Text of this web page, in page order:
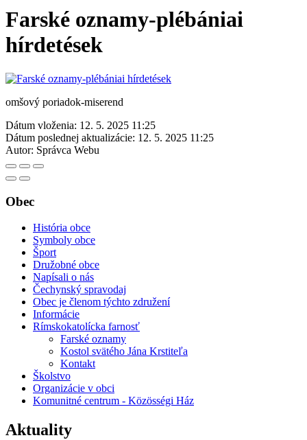
Farské oznamy-plébániai
hírdetések
omšový poriadok-miserend
Dátum vloženia: 12. 5. 2025 11:25
Dátum poslednej aktualizácie: 12. 5. 2025 11:25
Autor: Správca Webu
Obec
História obce
Symboly obce
Šport
Družobné obce
Napísali o nás
Čechynský spravodaj
Obec je členom týchto združení
Informácie
Rímskokatolícka farnosť
Farské oznamy
Kostol svätého Jána Krstiteľa
Kontakt
Školstvo
Organizácie v obci
Komunitné centrum - Közösségi Ház
Aktuality